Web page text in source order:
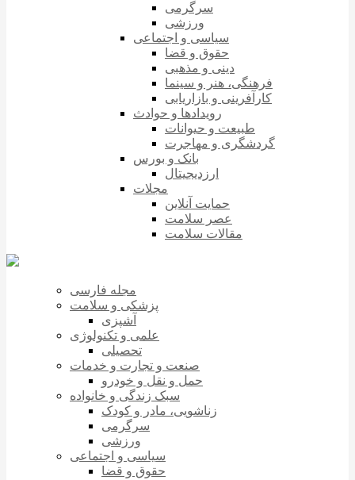
سرگرمی
ورزشی
سیاسی و اجتماعی
حقوق و قضا
دینی و مذهبی
فرهنگی، هنر و سینما
کارآفرینی و بازاریابی
رویدادها و حوادث
طبیعت و حیوانات
گردشگری و مهاجرت
بانک و بورس
ارزدیجیتال
مجلات
حمایت آنلاین
عصر سلامت
مقالات سلامت
مجله فارسی
پزشکی و سلامت
آشپزی
علمی و تکنولوژی
تحصیلی
صنعت و تجارت و خدمات
حمل و نقل و خودرو
سبک زندگی و خانواده
زناشویی، مادر و کودک
سرگرمی
ورزشی
سیاسی و اجتماعی
حقوق و قضا